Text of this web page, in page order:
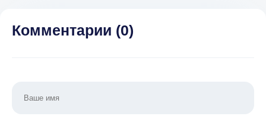
Много денег] v
Комментарии (0)